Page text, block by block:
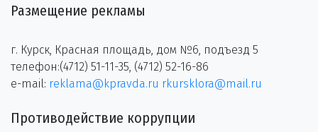
Размещение рекламы
г. Курск, Красная площадь, дом №6, подъезд 5
телефон:(4712) 51-11-35, (4712) 52-16-86
e-mail: reklama@kpravda.ru rkursklora@mail.ru
Противодействие коррупции